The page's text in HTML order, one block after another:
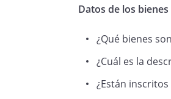
Datos de los
¿Qué bienes
¿Cuál es la
¿Están